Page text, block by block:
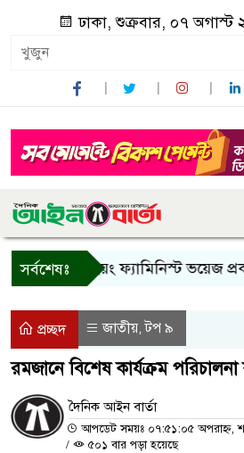
ঢাকা, শুক্রবার, ০৭
সর্বশেষঃইয়ং ফ্যামিনিস্ট ভয়েজ
প্রচ্ছদ জাতীয়,টপ ৯
রমজানে বিশেষ কার্যক্রম পরিচালনা
দৈনিক আইন বার্তা
আপডেট সময়ঃ ০৭:৫১:০৫ অপরাহ্ন,
/
৫০১ বার পড়া হয়েছে